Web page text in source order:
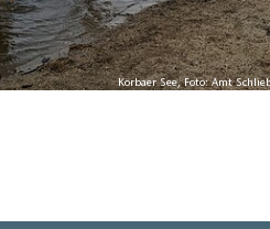
Körbaer See, Foto: Amt